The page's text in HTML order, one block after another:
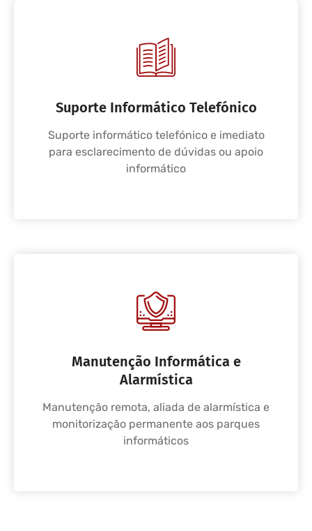
Suporte Informático Telefónico
Suporte informático telefónico e imediato
para esclarecimento de dúvidas ou apoio
informático
Manutenção Informática e
Alarmística
Manutenção remota, aliada de alarmística e
monitorização permanente aos parques
informáticos